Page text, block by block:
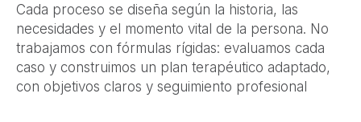
Cada proceso se diseña según la historia, las
necesidades y el momento vital de la persona. No
trabajamos con fórmulas rígidas: evaluamos cada
caso y construimos un plan terapéutico adaptado,
con objetivos claros y seguimiento profesional